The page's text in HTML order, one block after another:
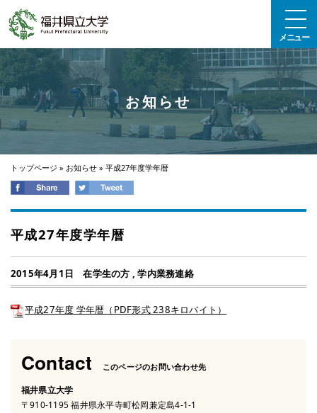
メニュー
お知らせ
トップページ » お知らせ » 平成27年度学年暦
平成27年度学年暦
2015年4月1日在学生の方 ,学内業務連絡
平成27年度 学年暦（PDF形式 238キロバイト）
Contact このページのお問い合わせ先
福井県立大学
〒910-1195 福井県永平寺町松岡兼定島4-1-1